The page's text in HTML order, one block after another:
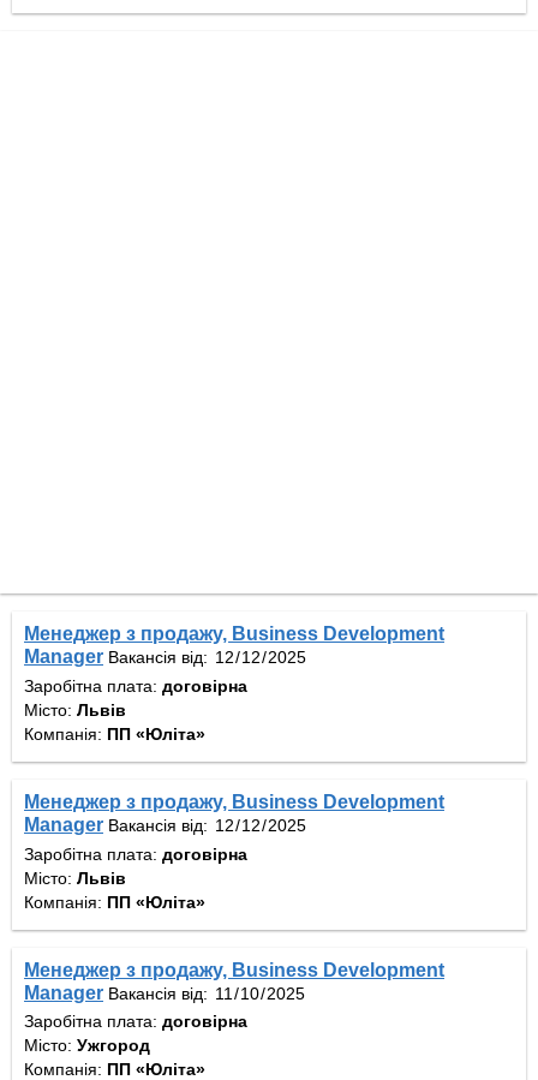
Менеджер з продажу, Business Development
Manager Вакансія від:
Заробітна плата: договірна
Місто: Львів
Компанія: ПП «Юліта»
Менеджер з продажу, Business Development
Manager Вакансія від:
Заробітна плата: договірна
Місто: Львів
Компанія: ПП «Юліта»
Менеджер з продажу, Business Development
Manager Вакансія від:
Заробітна плата: договірна
Місто: Ужгород
Компанія: ПП «Юліта»